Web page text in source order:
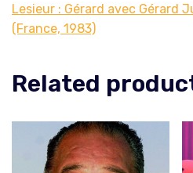
Lesieur : Gérard avec Gérard
(France, 1983)
Related